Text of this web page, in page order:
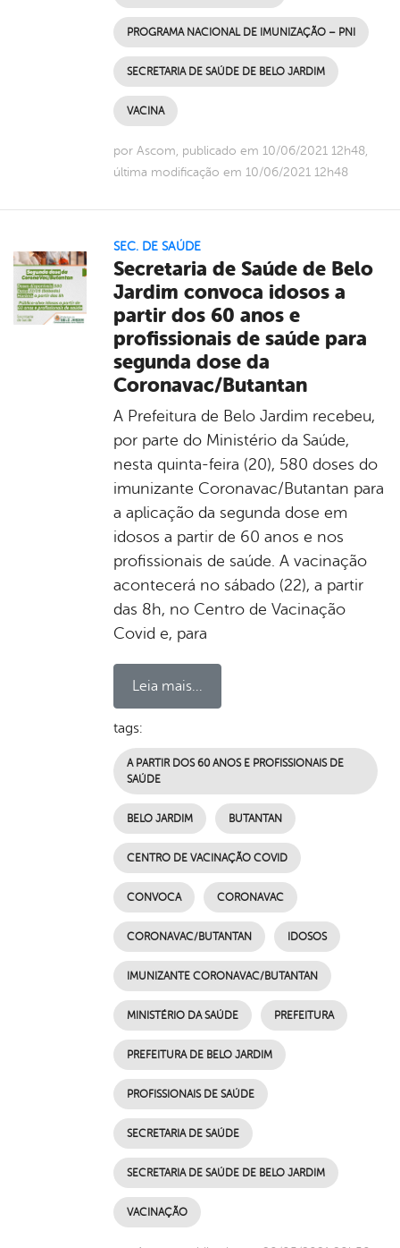
PROGRAMA NACIONAL DE IMUNIZAÇÃO – PNI
SECRETARIA DE SAÚDE DE BELO JARDIM
VACINA
por Ascom, publicado em 10/06/2021 12h48,
última modificação em 10/06/2021 12h48
SEC. DE SAÚDE
Secretaria de Saúde de Belo
Jardim convoca idosos a
partir dos 60 anos e
profissionais de saúde para
segunda dose da
Coronavac/Butantan
A Prefeitura de Belo Jardim recebeu,
por parte do Ministério da Saúde,
nesta quinta-feira (20), 580 doses do
imunizante Coronavac/Butantan para
a aplicação da segunda dose em
idosos a partir de 60 anos e nos
profissionais de saúde. A vacinação
acontecerá no sábado (22), a partir
das 8h, no Centro de Vacinação
Covid e, para
Leia mais...
tags:
A PARTIR DOS 60 ANOS E PROFISSIONAIS DE
SAÚDE
BELO JARDIM BUTANTAN
CENTRO DE VACINAÇÃO COVID
CONVOCA CORONAVAC
CORONAVAC/BUTANTAN IDOSOS
IMUNIZANTE CORONAVAC/BUTANTAN
MINISTÉRIO DA SAÚDE PREFEITURA
PREFEITURA DE BELO JARDIM
PROFISSIONAIS DE SAÚDE
SECRETARIA DE SAÚDE
SECRETARIA DE SAÚDE DE BELO JARDIM
VACINAÇÃO